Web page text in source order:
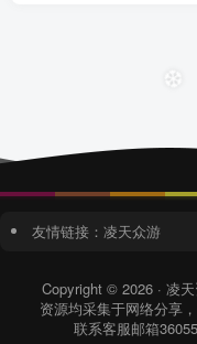
友情链接： 凌天众游
Copyright © 2026 · 凌
资源均采集于网络分享
联系客服邮箱